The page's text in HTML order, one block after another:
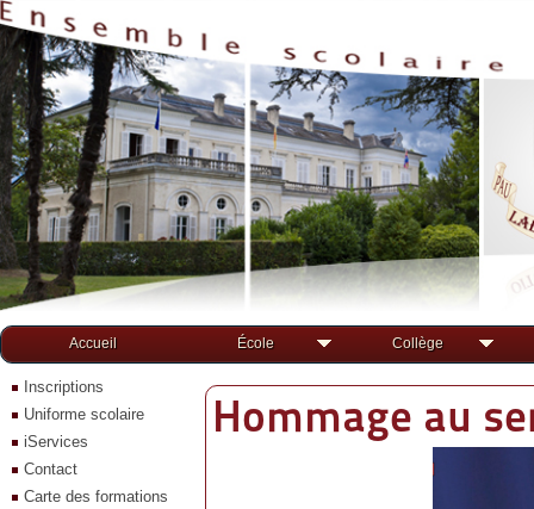
Accueil École Collège
Inscriptions
Uniforme scolaire
iServices
Contact
Carte des formations
Hommage au